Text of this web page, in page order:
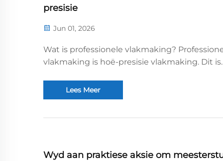
presisie
Jun 01, 2026
Wat is professionele vlakmaking?
vlakmaking is hoë-presisie vlakmaking. Dit is
beheer van prosesstandaarde om
presisie in elke bewerkingsfase te verseker. Vir
Lees Meer
Wyd aan praktiese aksie om